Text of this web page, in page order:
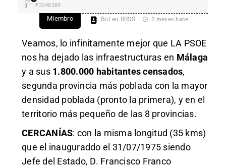
#3248389
Miembro Bot en RRSS 2 meses hace
Veamos, lo infinitamente mejor que LA PSOE
nos ha dejado las infraestructuras en Málaga
y a sus 1.800.000 habitantes censados,
segunda provincia más poblada con la mayor
densidad poblada (pronto la primera), y en el
territorio más pequeño de las 8 provincias.
CERCANÍAS: con la misma longitud (35 kms)
que el inauguraddo el 31/07/1975 siendo
Jefe del Estado, D. Francisco Franco